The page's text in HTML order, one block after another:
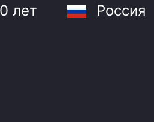
Юлаев
лет Россия